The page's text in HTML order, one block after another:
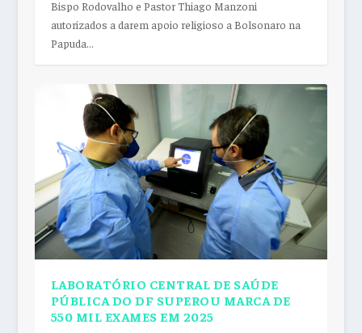
Bispo Rodovalho e Pastor Thiago Manzoni
autorizados a darem apoio religioso a Bolsonaro na
Papuda...
LABORATÓRIO CENTRAL DE SAÚDE
PÚBLICA DO DF SUPEROU MARCA DE
550 MIL EXAMES EM 2025